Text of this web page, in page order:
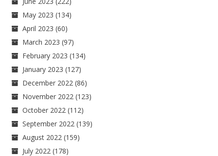
May 2023 (134)
April 2023 (60)
March 2023 (97)
February 2023 (134)
January 2023 (127)
December 2022 (86)
November 2022 (123)
October 2022 (112)
September 2022 (139)
August 2022 (159)
July 2022 (178)